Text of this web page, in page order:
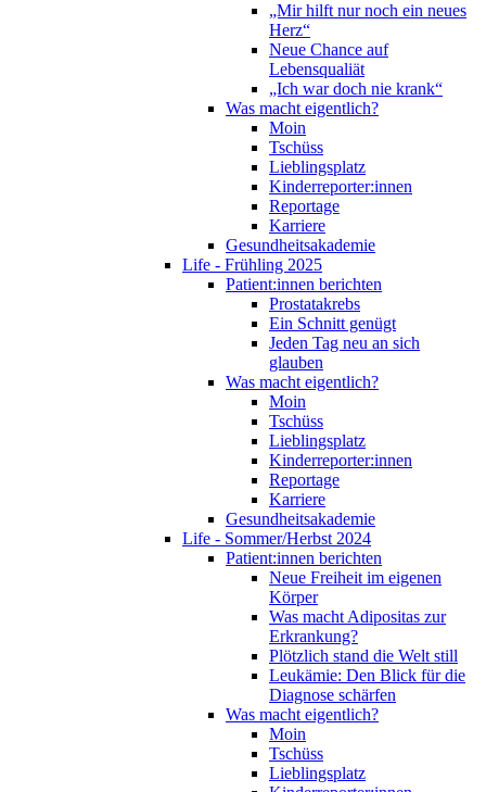
„Mir hilft nur noch ein neues
Herz“
Neue Chance auf
Lebensqualiät
„Ich war doch nie krank“
Was macht eigentlich?
Moin
Tschüss
Lieblingsplatz
Kinderreporter:innen
Reportage
Karriere
Gesundheitsakademie
Life - Frühling 2025
Patient:innen berichten
Prostatakrebs
Ein Schnitt genügt
Jeden Tag neu an sich
glauben
Was macht eigentlich?
Moin
Tschüss
Lieblingsplatz
Kinderreporter:innen
Reportage
Karriere
Gesundheitsakademie
Life - Sommer/Herbst 2024
Patient:innen berichten
Neue Freiheit im eigenen
Körper
Was macht Adipositas zur
Erkrankung?
Plötzlich stand die Welt still
Leukämie: Den Blick für die
Diagnose schärfen
Was macht eigentlich?
Moin
Tschüss
Lieblingsplatz